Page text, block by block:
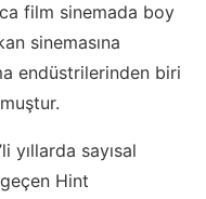
film sinemada boy
sinemasına
endüstrilerinden biri
yıllarda sayısal
Hint